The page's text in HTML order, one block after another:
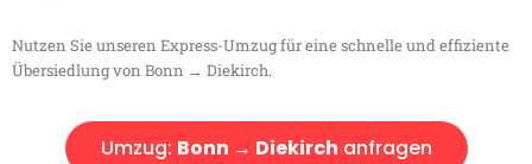
Nutzen Sie unseren Express-Umzug für eine schnelle und effiziente
Übersiedlung von Bonn → Diekirch.
Umzug: Bonn → Diekirch anfragen